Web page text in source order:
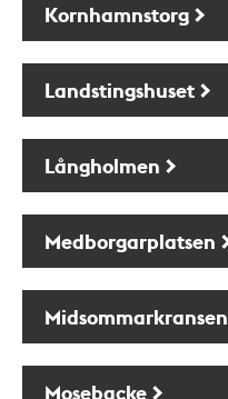
Kornhamnstorg
Landstingshuset
Långholmen
Medborgarplatsen
Midsommarkransen
Mosebacke